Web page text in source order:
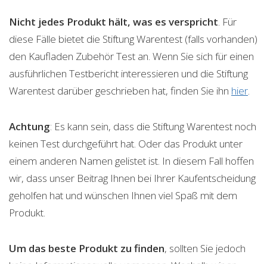
Nicht jedes Produkt hält, was es verspricht. Für
diese Fälle bietet die Stiftung Warentest (falls vorhanden)
den Kaufladen Zubehör Test an. Wenn Sie sich für einen
ausführlichen Testbericht interessieren und die Stiftung
Warentest darüber geschrieben hat, finden Sie ihn hier.
Achtung: Es kann sein, dass die Stiftung Warentest noch
keinen Test durchgeführt hat. Oder das Produkt unter
einem anderen Namen gelistet ist. In diesem Fall hoffen
wir, dass unser Beitrag Ihnen bei Ihrer Kaufentscheidung
geholfen hat und wünschen Ihnen viel Spaß mit dem
Produkt.
Um das beste Produkt zu finden, sollten Sie jedoch